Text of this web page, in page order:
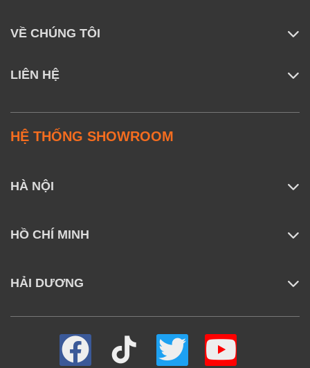
VỀ CHÚNG TÔI
LIÊN HỆ
HỆ THỐNG SHOWROOM
HÀ NỘI
HỒ CHÍ MINH
HẢI DƯƠNG